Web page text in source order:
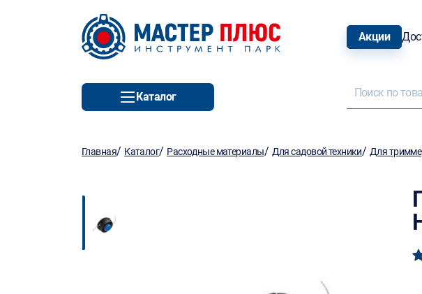
Акции
Каталог
Главная/ Каталог/ Расходные материалы/ Для садовой техники/ Для